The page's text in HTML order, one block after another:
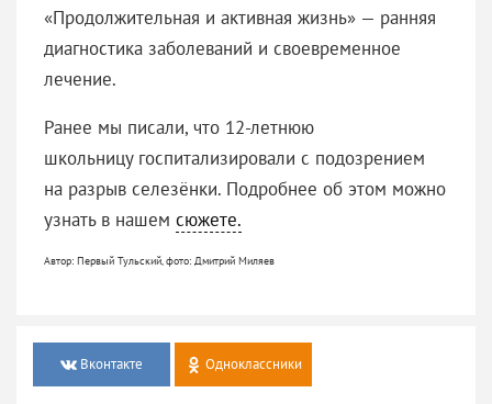
«Продолжительная и активная жизнь» — ранняя
диагностика заболеваний и своевременное
лечение.
Ранее мы писали, что 12-летнюю
школьницу госпитализировали с подозрением
на разрыв селезёнки. Подробнее об этом можно
узнать в нашем сюжете.
Автор: Первый Тульский, фото: Дмитрий Миляев
Вконтакте Одноклассники